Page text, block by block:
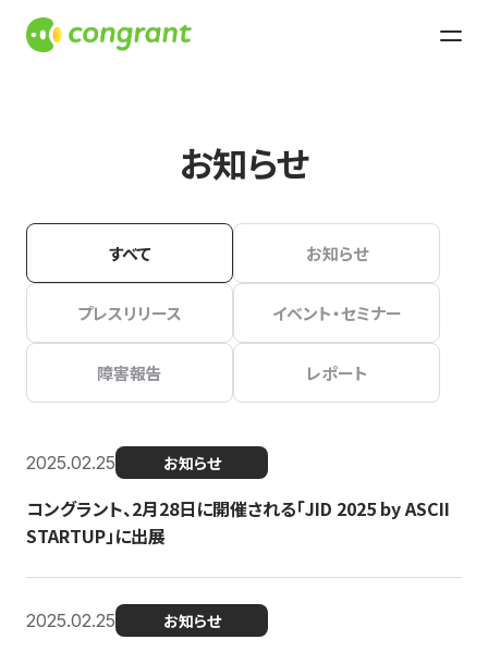
お知らせ
すべて お知らせ
プレスリリース イベント・セミナー
障害報告 レポート
2025.02.25 お知らせ
コングラント、2月28日に開催される「JID 2025 by ASCII
STARTUP」に出展
2025.02.25 お知らせ